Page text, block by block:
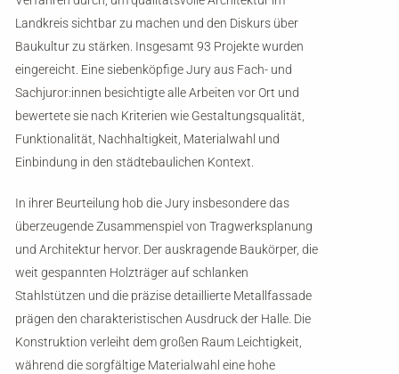
Landkreis sichtbar zu machen und den Diskurs über
Baukultur zu stärken. Insgesamt 93 Projekte wurden
eingereicht. Eine siebenköpfige Jury aus Fach- und
Sachjuror:innen besichtigte alle Arbeiten vor Ort und
bewertete sie nach Kriterien wie Gestaltungsqualität,
Funktionalität, Nachhaltigkeit, Materialwahl und
Einbindung in den städtebaulichen Kontext.
In ihrer Beurteilung hob die Jury insbesondere das
überzeugende Zusammenspiel von Tragwerksplanung
und Architektur hervor. Der auskragende Baukörper, die
weit gespannten Holzträger auf schlanken
Stahlstützen und die präzise detaillierte Metallfassade
prägen den charakteristischen Ausdruck der Halle. Die
Konstruktion verleiht dem großen Raum Leichtigkeit,
während die sorgfältige Materialwahl eine hohe